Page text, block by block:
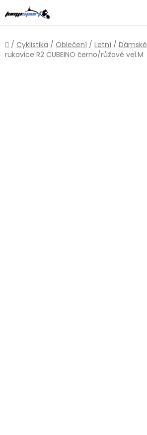
na
obsah
Domů
/ Cyklistika / Oblečení / Letní / Dámské
rukavice R2 CUBEINO černo/růžové vel.M